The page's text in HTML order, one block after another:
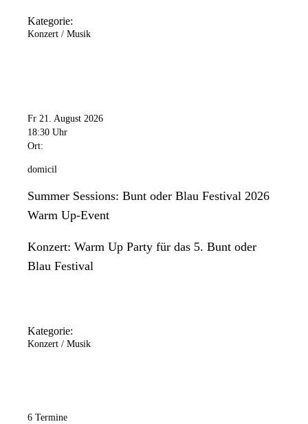
Kategorie:
Konzert / Musik
Fr 21. August 2026
18:30 Uhr
Ort:
domicil
Summer Sessions: Bunt oder Blau Festival 2026
Warm Up-Event
Konzert: Warm Up Party für das 5. Bunt oder
Blau Festival
Kategorie:
Konzert / Musik
6 Termine